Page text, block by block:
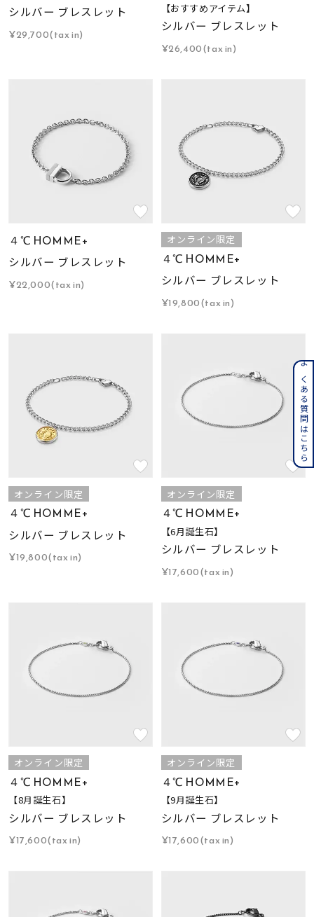
シルバー ブレスレット
¥29,700(tax in)
【おすすめアイテム】
シルバー ブレスレット
¥26,400(tax in)
４℃ HOMME+
シルバー ブレスレット
¥22,000(tax in)
オンライン限定
４℃ HOMME+
シルバー ブレスレット
¥19,800(tax in)
オンライン限定
４℃ HOMME+
シルバー ブレスレット
¥19,800(tax in)
オンライン限定
４℃ HOMME+
【6月誕生石】
シルバー ブレスレット
¥17,600(tax in)
オンライン限定
４℃ HOMME+
【8月誕生石】
シルバー ブレスレット
¥17,600(tax in)
オンライン限定
４℃ HOMME+
【9月誕生石】
シルバー ブレスレット
¥17,600(tax in)
よくある質問はこちら